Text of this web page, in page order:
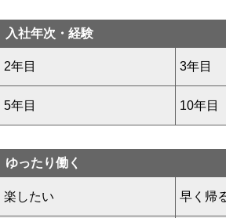
入社年次・経験
2年目 3年目
5年目 10年目
ゆったり働く
楽したい 早く帰